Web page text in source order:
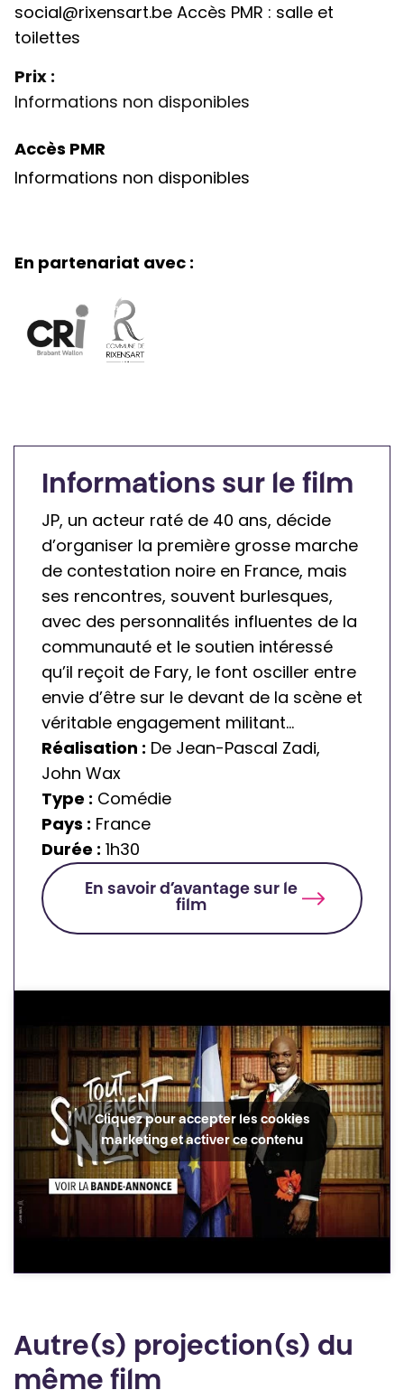
social@rixensart.be Accès PMR : salle et
toilettes
Prix :
Informations non disponibles
Accès PMR
Informations non disponibles
En partenariat avec :
Informations sur le film
JP, un acteur raté de 40 ans, décide
d’organiser la première grosse marche
de contestation noire en France, mais
ses rencontres, souvent burlesques,
avec des personnalités influentes de la
communauté et le soutien intéressé
qu’il reçoit de Fary, le font osciller entre
envie d’être sur le devant de la scène et
véritable engagement militant…
Réalisation : De Jean-Pascal Zadi,
John Wax
Type : Comédie
Pays : France
Durée : 1h30
En savoir d’avantage sur le
film
Cliquez pour accepter les cookies
marketing et activer ce contenu
Autre(s) projection(s) du
même film